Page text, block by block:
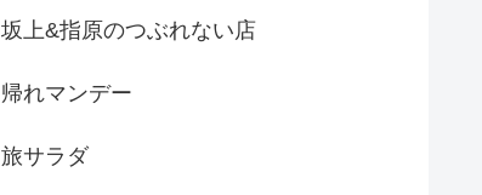
坂上&指原のつぶれない店
帰れマンデー
旅サラダ